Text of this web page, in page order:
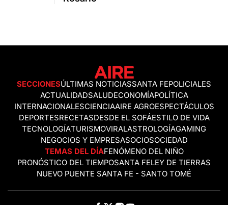
SECCIONESÚLTIMAS NOTICIASSANTA FEPOLICIALES
ACTUALIDADSALUDECONOMÍAPOLÍTICA
INTERNACIONALESCIENCIAAIRE AGROESPECTÁCULOS
DEPORTESRECETASDESDE EL SOFÁESTILO DE VIDA
TECNOLOGÍATURISMOVIRALASTROLOGÍAGAMING
NEGOCIOS Y EMPRESASOCIOSOCIEDAD
TEMAS DEL DÍAFENÓMENO DEL NIÑO
PRONÓSTICO DEL TIEMPOSANTA FELEY DE TIERRAS
NUEVO PUENTE SANTA FE - SANTO TOMÉ